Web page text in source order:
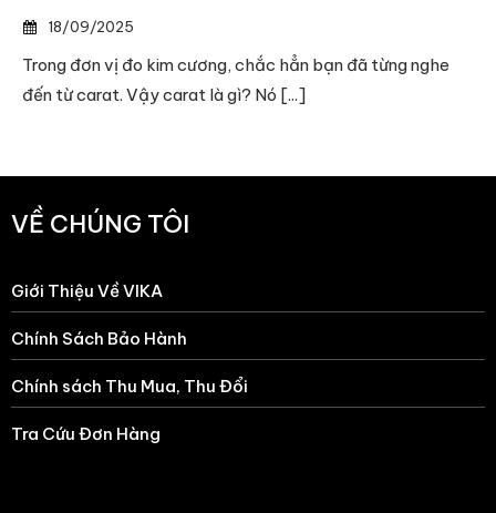
18/09/2025
Trong đơn vị đo kim cương, chắc hẳn bạn đã từng nghe
đến từ carat. Vậy carat là gì? Nó [...]
VỀ CHÚNG TÔI
Giới Thiệu Về VIKA
Chính Sách Bảo Hành
Chính sách Thu Mua, Thu Đổi
Tra Cứu Đơn Hàng